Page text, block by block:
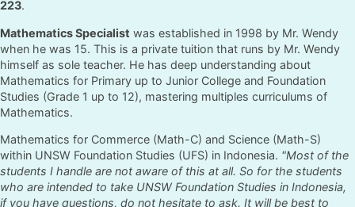
223.
Mathematics Specialist was established in 1998 by Mr. Wendy
when he was 15. This is a private tuition that runs by Mr. Wendy
himself as sole teacher. He has deep understanding about
Mathematics for Primary up to Junior College and Foundation
Studies (Grade 1 up to 12), mastering multiples curriculums of
Mathematics.
Mathematics for Commerce (Math-C) and Science (Math-S)
within UNSW Foundation Studies (UFS) in Indonesia. "Most of the
students I handle are not aware of this at all. So for the students
who are intended to take UNSW Foundation Studies in Indonesia,
if you have questions, do not hesitate to ask. It will be best to